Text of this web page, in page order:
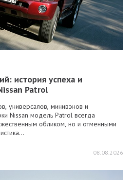
история успеха и
Patrol
универсалов, минивэнов и
Nissan модель Patrol всегда
обликом, но и отменными
08.08.2026